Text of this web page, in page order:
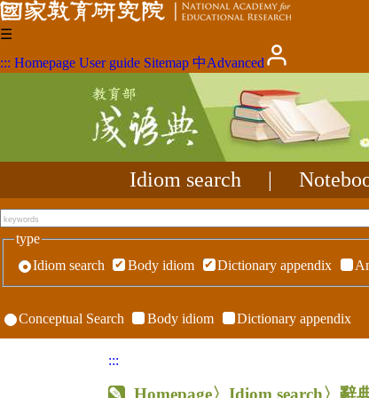
☰
::: Homepage User guide Sitemap 中Advanced
Idiom search
type
Idiom search
Body idiom Dictionary appendix
Conceptual Search Body idiom Dictionary appendix
:::
Homepage〉Idiom search〉辭